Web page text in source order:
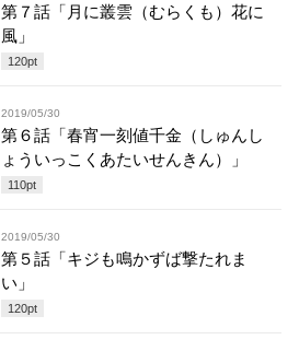
第７話「月に叢雲（むらくも）花に
風」
120pt
2019/05/30
第６話「春宵一刻値千金（しゅんし
ょういっこくあたいせんきん）」
110pt
2019/05/30
第５話「キジも鳴かずば撃たれま
い」
120pt